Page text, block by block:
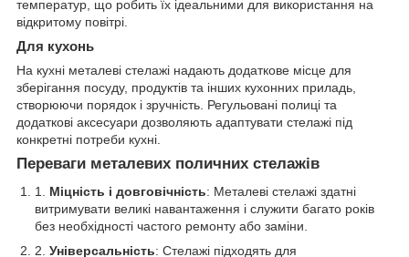
температур, що робить їх ідеальними для використання на
відкритому повітрі.
Для кухонь
На кухні металеві стелажі надають додаткове місце для
зберігання посуду, продуктів та інших кухонних приладь,
створюючи порядок і зручність. Регульовані полиці та
додаткові аксесуари дозволяють адаптувати стелажі під
конкретні потреби кухні.
Переваги металевих поличних стелажів
Міцність і довговічність: Металеві стелажі здатні
витримувати великі навантаження і служити багато років
без необхідності частого ремонту або заміни.
Універсальність: Стелажі підходять для